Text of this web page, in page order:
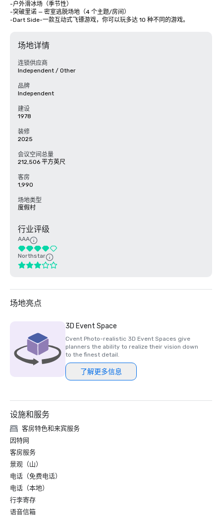
-户外滑冰场（季节性）
-突破里诺 — 密室逃脱场地（4 个主题/房间）
-Dart Side-一款互动式飞镖游戏，你可以玩多达 10 种不同的游戏。
场地详情
连锁供应商
Independent / Other
品牌
Independent
建设
1978
装修
2025
会议空间总量
212,506 平方英尺
客房
1,990
场地类型
度假村
行业评级
AAA
Northstar
场地亮点
3D Event Space
Cvent Photo-realistic 3D Event Spaces give
planners the ability to realize their vision down
to the finest detail.
了解更多信息
设施和服务
客房特色和来宾服务
因特网
客房服务
景观（山）
电话（免费电话）
电话（本地）
行李寄存
语音信箱